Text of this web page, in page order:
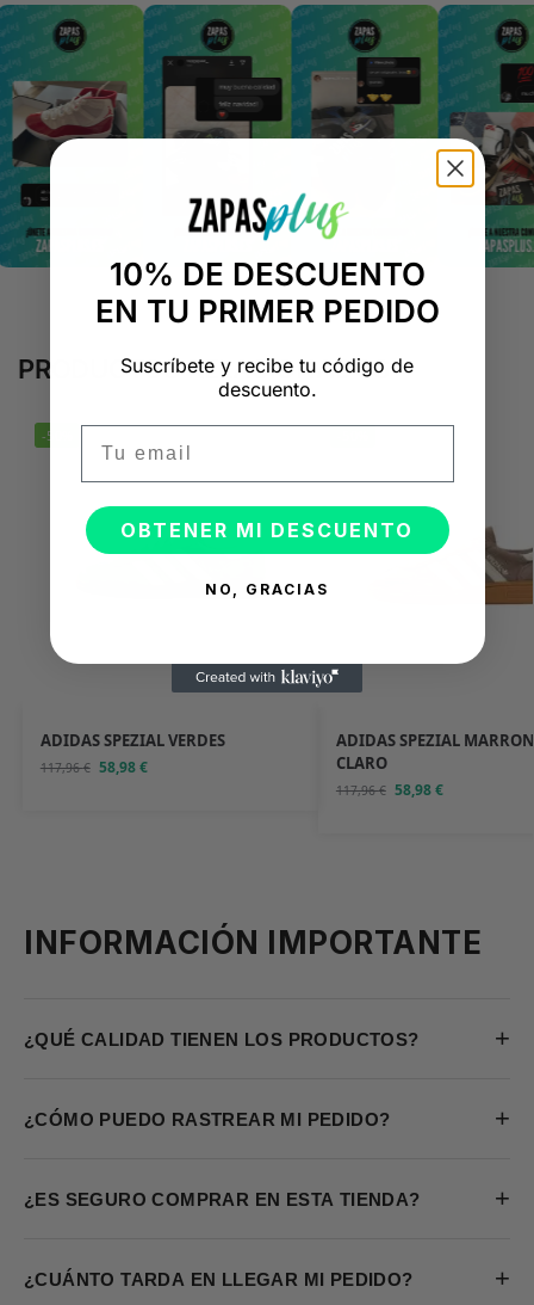
PRODUCTOS RELACIONADOS
-50%
ADIDAS SPEZIAL VERDES
117,96€ 58,98€
ADIDAS SPEZIAL
CLARO
117,96€ 58,98€
INFORMACIÓN IMPORTANTE
¿QUÉ CALIDAD TIENEN LOS PRODUCTOS? +
¿CÓMO PUEDO RASTREAR MI PEDIDO? +
¿ES SEGURO COMPRAR EN ESTA TIENDA? +
¿CUÁNTO TARDA EN LLEGAR MI PEDIDO? +
10% DE DESCUENTO
EN TU PRIMER PEDIDO
Suscríbete y recibe tu código de
descuento.
OBTENER MI DESCUENTO
NO, GRACIAS